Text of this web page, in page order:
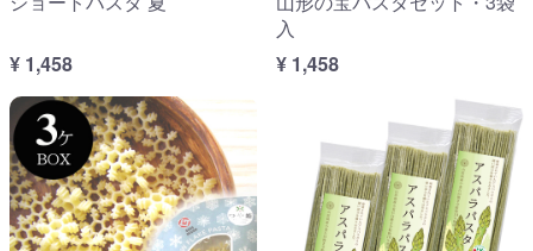
¥ 1,458
入
¥ 1,458